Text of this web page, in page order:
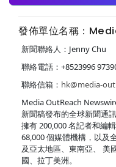
發佈單位名稱：
新聞聯絡人：Jenny Chu
聯絡電話：+8523996
聯絡信箱： hk@media-
Media OutReach
新聞稿發布的全球新聞通
擁有 200,000 名記者和編
68,000 個媒體機構，以及
及亞太地區、東南亞、 美
國、拉丁美洲。